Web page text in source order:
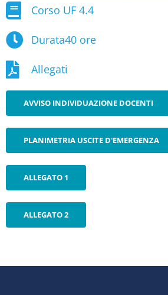
Corso UF 4.4
Durata40 ore
Allegati
AVVISO INDIVIDUAZIONE DOCENTI
PLANIMETRIA USCITE D'EMERGENZA
ALLEGATO 1
ALLEGATO 2